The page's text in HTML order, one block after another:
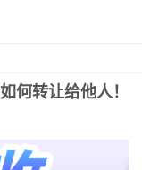
何转让给他人！